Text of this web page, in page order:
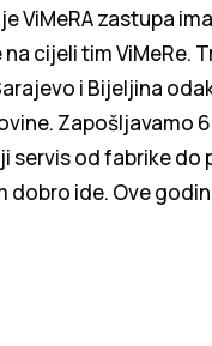
ViMeRA zastupa
cijeli tim ViMeRe.
i Bijeljina
Zapošljavamo
servis od fabrike
dobro ide. Ove